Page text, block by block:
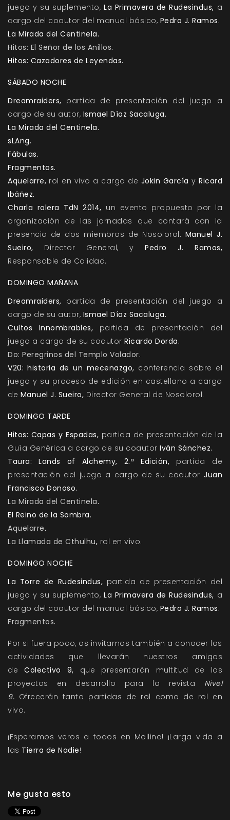
juego y su suplemento, La Primavera de Rudesindus, a
cargo del coautor del manual básico, Pedro J. Ramos.
La Mirada del Centinela.
Hitos: El Señor de los Anillos.
Hitos: Cazadores de Leyendas.
SÁBADO NOCHE
Dreamraiders, partida de presentación del juego a
cargo de su autor, Ismael Díaz Sacaluga.
La Mirada del Centinela.
sLAng.
Fábulas.
Fragmentos.
Aquelarre, rol en vivo a cargo de Jokin García yRicard
Ibáñez.
Charla rolera TdN 2014, un evento propuesto por la
organización de las jornadas que contará con la
presencia de dos miembros de Nosolorol: Manuel J.
Sueiro, Director General, yPedro J. Ramos,
Responsable de Calidad.
DOMINGO MAÑANA
Dreamraiders, partida de presentación del juego a
cargo de su autor, Ismael Díaz Sacaluga.
Cultos Innombrables, partida de presentación del
juego a cargo de su coautor Ricardo Dorda.
Do: Peregrinos del Templo Volador.
V20: historia de un mecenazgo, conferencia sobre el
juego y su proceso de edición en castellano a cargo
de Manuel J. Sueiro, Director General de Nosolorol.
DOMINGO TARDE
Hitos: Capas y Espadas, partida de presentación de la
Guía Genérica a cargo de su coautor Iván Sánchez.
Taura: Lands of Alchemy, 2.ª Edición, partida de
presentación del juego a cargo de su coautor Juan
Francisco Donoso.
La Mirada del Centinela.
El Reino de la Sombra.
Aquelarre.
La Llamada de Cthulhu, rol en vivo.
DOMINGO NOCHE
La Torre de Rudesindus, partida de presentación del
juego y su suplemento, La Primavera de Rudesindus, a
cargo del coautor del manual básico, Pedro J. Ramos.
Fragmentos.
Por si fuera poco, os invitamos también a conocer las
actividades que llevarán nuestros amigos
de Colectivo 9, que presentarán multitud de los
proyectos en desarrollo para la revista Nivel
9. Ofrecerán tanto partidas de rol como de rol en
vivo.
¡Esperamos veros a todos en Mollina! ¡Larga vida a
las Tierra de Nadie!
Me gusta esto